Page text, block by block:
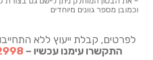
וכמובן מספר גוונים מיוחדים
לפרטים, קבלת ייעוץ ללא
התקשרו עימנו עכשיו –